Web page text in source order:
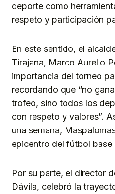
deporte como
respeto y participación
En este sentido, el
Tirajana, Marco Aurelio
importancia del torneo
recordando que “no
trofeo, sino todos los
con respeto y valores”.
una semana,
epicentro del fútbol base
Por su parte, el director
Dávila, celebró la